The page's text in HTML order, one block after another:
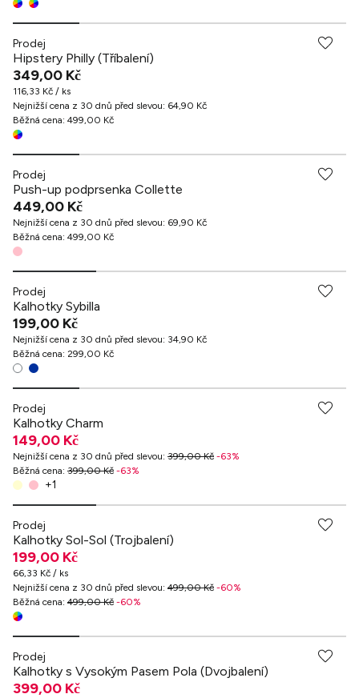
Prodej
Hipstery Philly (Tříbalení)
349,00 Kč
116,33 Kč / ks
Nejnižší cena z 30 dnů před slevou: 64,90 Kč
Běžná cena: 499,00 Kč
Prodej
Push-up podprsenka Collette
449,00 Kč
Nejnižší cena z 30 dnů před slevou: 69,90 Kč
Běžná cena: 499,00 Kč
Prodej
Kalhotky Sybilla
199,00 Kč
Nejnižší cena z 30 dnů před slevou: 34,90 Kč
Běžná cena: 299,00 Kč
Prodej
Kalhotky Charm
149,00 Kč
Nejnižší cena z 30 dnů před slevou: 399,00 Kč -63%
Běžná cena: 399,00 Kč -63%
+1
Prodej
Kalhotky Sol-Sol (Trojbalení)
199,00 Kč
66,33 Kč / ks
Nejnižší cena z 30 dnů před slevou: 499,00 Kč -60%
Běžná cena: 499,00 Kč -60%
Prodej
Kalhotky s Vysokým Pasem Pola (Dvojbalení)
399,00 Kč